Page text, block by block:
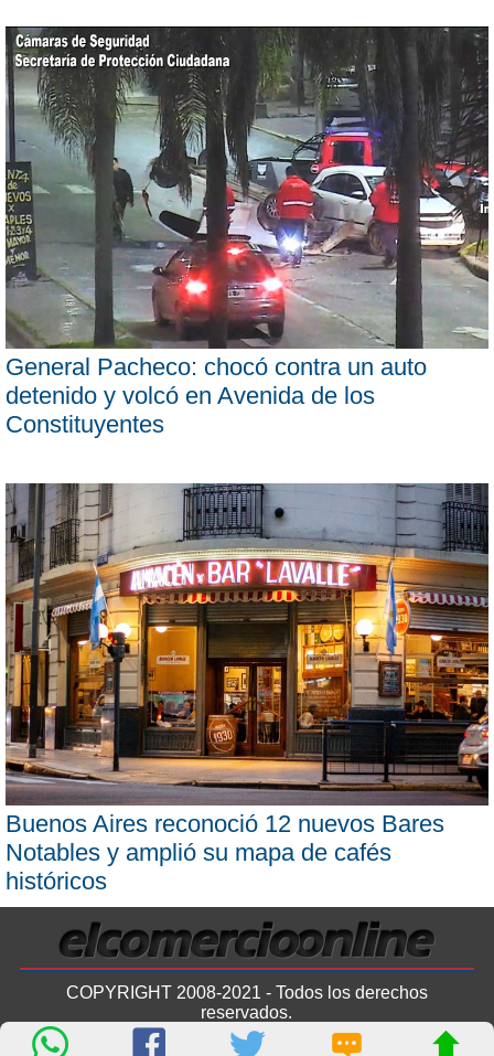
General Pacheco: chocó contra un auto
detenido y volcó en Avenida de los
Constituyentes
Buenos Aires reconoció 12 nuevos Bares
Notables y amplió su mapa de cafés
históricos
COPYRIGHT 2008-2021 - Todos los derechos
reservados.